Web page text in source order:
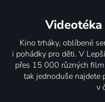
Videotéka
Kino trháky, oblíbené
i pohádky pro děti. V
přes 15 000 různých
tak jednoduše najdete
v